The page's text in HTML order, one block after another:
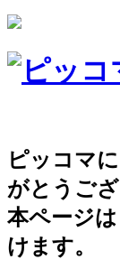
ピッコマ
がとうござ
本ページ
けます。